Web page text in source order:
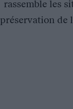
rassemble les
préservation de